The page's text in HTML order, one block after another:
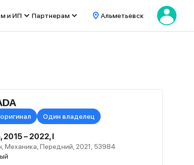
и ИП Партнерам Альметьевск
Один владелец
2015 – 2022, I
Механика, Передний, 2021, 53984